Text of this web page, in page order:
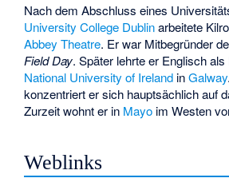
Nach dem Abschluss eines
University College Dublinarbeitete
Abbey Theatre. Er war Mitbegründer
Field Day. Später lehrte er Englisch
National University of Ireland inGalway
konzentriert er sich hauptsächlich auf
Zurzeit wohnt er in Mayo im Westen
Weblinks